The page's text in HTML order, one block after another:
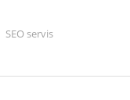
SEO servis